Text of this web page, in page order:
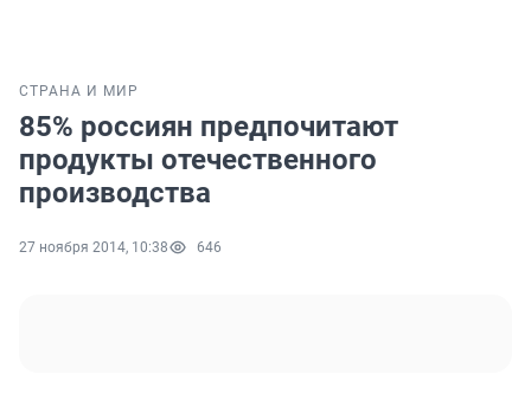
СТРАНА И МИР
85% россиян предпочитают
продукты отечественного
производства
27 ноября 2014, 10:38 646